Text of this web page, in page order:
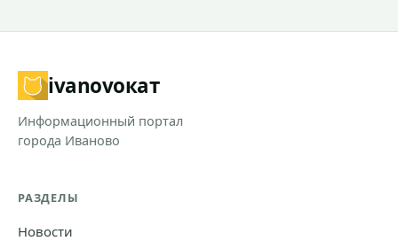
ivanovoкат
Информационный портал
города Иваново
РАЗДЕЛЫ
Новости